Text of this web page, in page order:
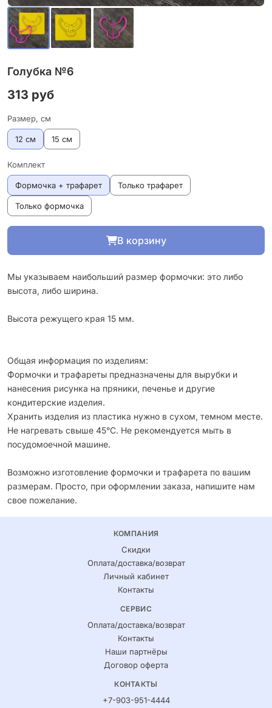
Голубка №6
313 руб
Размер, см
12 см 15 см
Комплект
Формочка + трафарет Только трафарет
Только формочка
В корзину
Мы указываем наибольший размер формочки: это либо
высота, либо ширина.
Высота режущего края 15 мм.
Общая информация по изделиям:
Формочки и трафареты предназначены для вырубки и
нанесения рисунка на пряники, печенье и другие
кондитерские изделия.
Хранить изделия из пластика нужно в сухом, темном месте.
Не нагревать свыше 45°С. Не рекомендуется мыть в
посудомоечной машине.
Возможно изготовление формочки и трафарета по вашим
размерам. Просто, при оформлении заказа, напишите нам
свое пожелание.
КОМПАНИЯ
Скидки
Оплата/доставка/возврат
Личный кабинет
Контакты
СЕРВИС
Оплата/доставка/возврат
Контакты
Наши партнёры
Договор оферта
КОНТАКТЫ
+7-903-951-4444